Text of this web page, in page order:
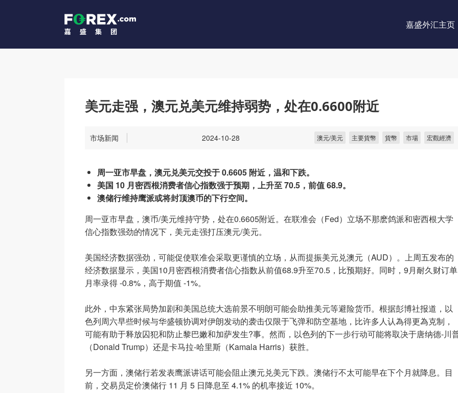
嘉盛外汇主页
美元走强，澳元兑美元维持弱势，处在0.6600附近
市场新闻 2024-10-28 澳元/美元 主要貨幣 貨幣 市場 宏觀經濟
周一亚市早盘，澳元兑美元交投于 0.6605 附近，温和下跌。
美国 10 月密西根消费者信心指数强于预期，上升至 70.5，前值 68.9。
澳储行维持鹰派或将封顶澳币的下行空间。
周一亚市早盘，澳币/美元维持守势，处在0.6605附近。在联准会（Fed）立场不那麽鸽派和密西根大学
信心指数强劲的情况下，美元走强打压澳元/美元。
美国经济数据强劲，可能促使联准会采取更谨慎的立场，从而提振美元兑澳元（AUD）。上周五发布的
经济数据显示，美国10月密西根消费者信心指数从前值68.9升至70.5，比预期好。同时，9月耐久财订单
月率录得 -0.8%，高于期值 -1%。
此外，中东紧张局势加剧和美国总统大选前景不明朗可能会助推美元等避险货币。根据彭博社报道，以
色列周六早些时候与华盛顿协调对伊朗发动的袭击仅限于飞弹和防空基地，比许多人认為得更為克制，
可能有助于释放囚犯和防止黎巴嫩和加萨发生?事。然而，以色列的下一步行动可能将取决于唐纳德-川
（Donald Trump）还是卡马拉-哈里斯（Kamala Harris）获胜。
另一方面，澳储行若发表鹰派讲话可能会阻止澳元兑美元下跌。澳储行不太可能早在下个月就降息。目
前，交易员定价澳储行 11 月 5 日降息至 4.1% 的机率接近 10%。